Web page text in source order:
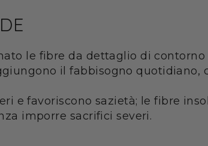
le fibre da dettaglio di contorno
il fabbisogno quotidiano,
e favoriscono sazietà; le fibre
imporre sacrifici severi.